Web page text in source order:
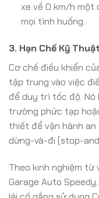
xe về 0 km/h một
mọi tình huống.
3. Hạn Chế Kỹ Thuật
Cơ chế điều khiển
tập trung vào việc
để duy trì tốc độ. Nó
trường phức tạp
thiết để vận hành
dừng-và-đi (stop-
Theo kinh nghiệm từ
Garage Auto